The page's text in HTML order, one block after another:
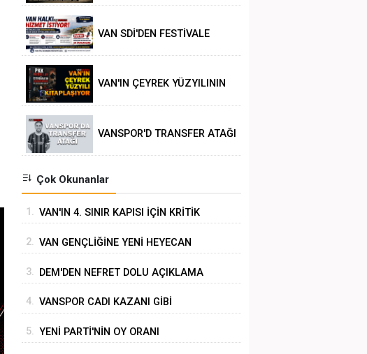
VAN SDİ'DEN FESTİVALE
VAN'IN ÇEYREK YÜZYILININ
VANSPOR'D TRANSFER ATAĞI
Çok Okunanlar
1. VAN'IN 4. SINIR KAPISI İÇİN KRİTİK
2. VAN GENÇLİĞİNE YENİ HEYECAN
3. DEM'DEN NEFRET DOLU AÇIKLAMA
4. VANSPOR CADI KAZANI GİBİ
5. YENİ PARTİ'NİN OY ORANI